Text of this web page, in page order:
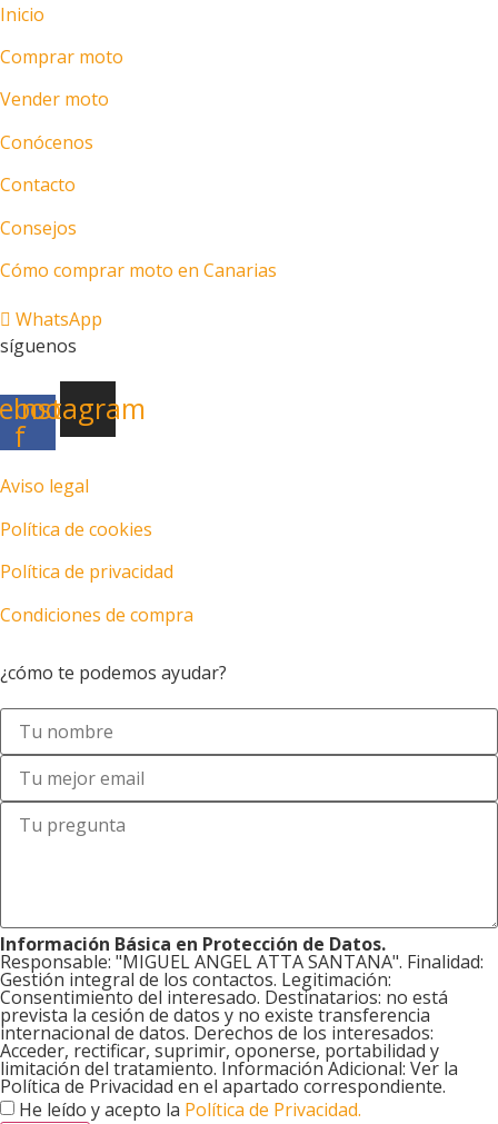
Inicio
Comprar moto
Vender moto
Conócenos
Contacto
Consejos
Cómo comprar moto en Canarias
WhatsApp
síguenos
f
Instagram
Aviso legal
Política de cookies
Política de privacidad
Condiciones de compra
¿cómo te podemos ayudar?
Información Básica en Protección de Datos.
Responsable: "MIGUEL ANGEL ATTA SANTANA". Finalidad:
Gestión integral de los contactos. Legitimación:
Consentimiento del interesado. Destinatarios: no está
prevista la cesión de datos y no existe transferencia
internacional de datos. Derechos de los interesados:
Acceder, rectificar, suprimir, oponerse, portabilidad y
limitación del tratamiento. Información Adicional: Ver la
Política de Privacidad en el apartado correspondiente.
He leído y acepto la Política de Privacidad.